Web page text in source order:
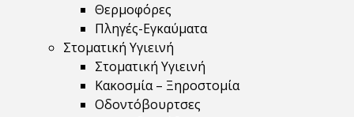
Θερμοφόρες
Πληγές-Εγκαύματα
Στοματική Υγιεινή
Στοματική Υγιεινή
Κακοσμία – Ξηροστομία
Οδοντόβουρτσες